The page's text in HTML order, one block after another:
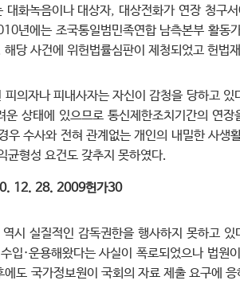
화녹음이나 대상자, 대상전화가 연장 청구
년에는 조국통일범민족연합 남측본부 활동
당 사건에 위헌법률심판이 제청되었고 헌법
피의자나 피내사자는 자신이 감청을 당하고
운 상태에 있으므로 통신제한조치기간의 연
우 수사와 전혀 관계없는 개인의 내밀한 사생
균형성 요건도 갖추지 못하였다.
12. 28. 2009헌가30
시 실질적인 감독권한을 행사하지 못하고
입·운용해왔다는 사실이 폭로되었으나 법원
도 국가정보원이 국회의 자료 제출 요구에